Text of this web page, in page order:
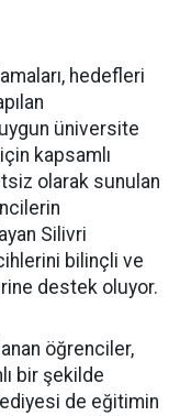
hedefleri
üniversite
kapsamlı
olarak sunulan
Silivri
bilinçli ve
destek oluyor.
öğrenciler,
bir şekilde
de eğitimin